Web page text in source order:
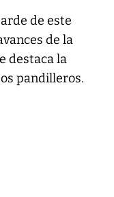
de este
de la
destaca la
pandilleros.